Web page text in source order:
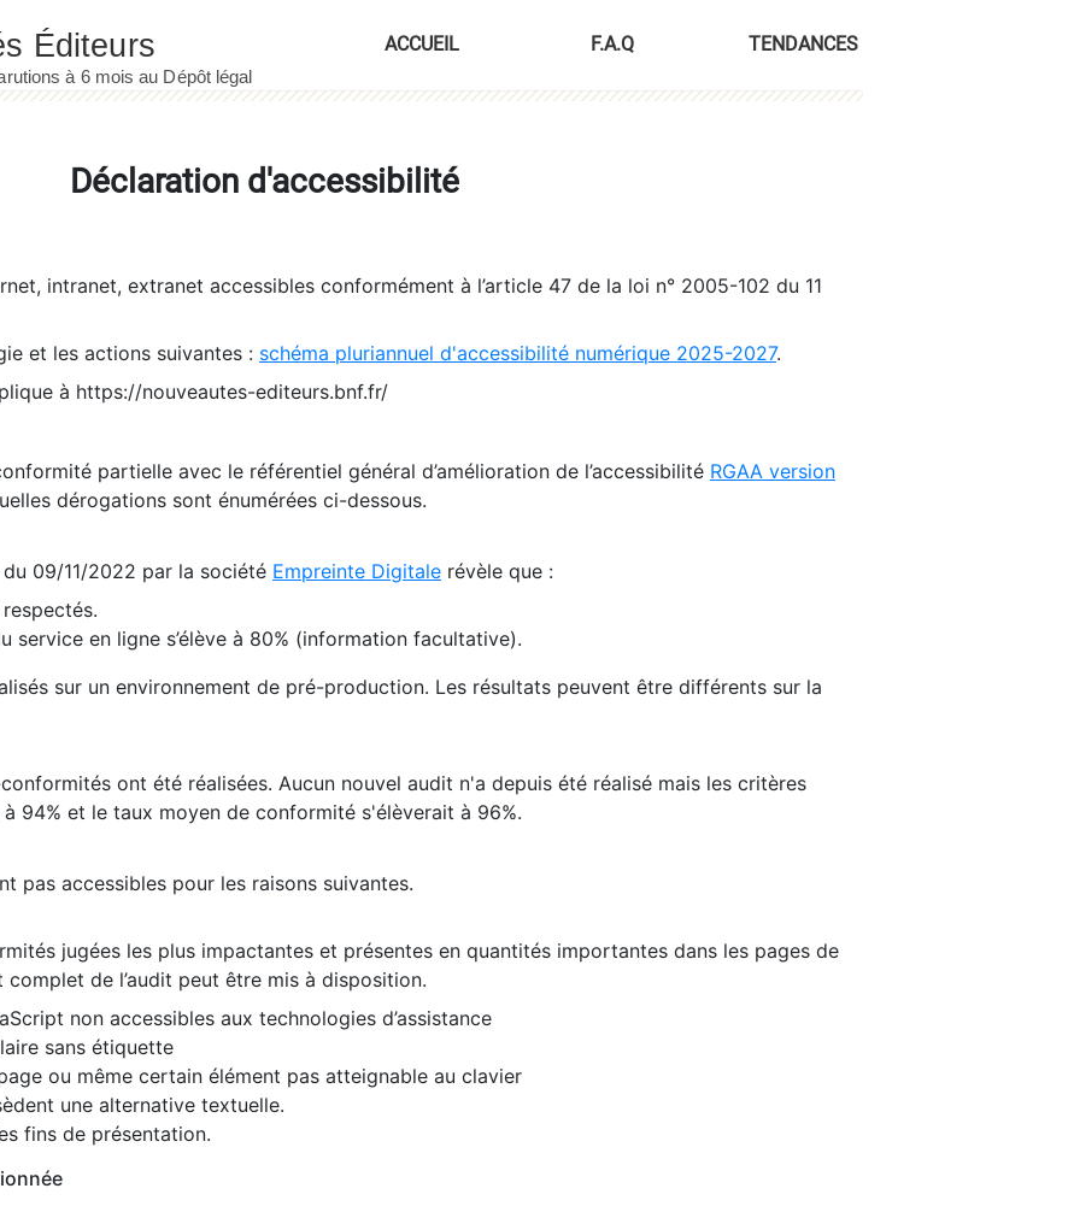
ACCUEIL F.A.Q TENDANCES
Déclaration d'accessibilité
intranet, extranet accessibles conformément à l’article 47 de la loi n° 2005-102 du 11
et les actions suivantes : schéma pluriannuel d'accessibilité numérique 2025-2027.
à https://nouveautes-editeurs.bnf.fr/
partielle avec le référentiel général d’amélioration de l’accessibilité RGAA version
dérogations sont énumérées ci-dessous.
09/11/2022 par la société Empreinte Digitale révèle que :
service en ligne s’élève à 80% (information facultative).
sur un environnement de pré-production. Les résultats peuvent être différents sur la
ont été réalisées. Aucun nouvel audit n'a depuis été réalisé mais les critères
94% et le taux moyen de conformité s'élèverait à 96%.
pas accessibles pour les raisons suivantes.
jugées les plus impactantes et présentes en quantités importantes dans les pages de
complet de l’audit peut être mis à disposition.
non accessibles aux technologies d’assistance
sans étiquette
ou même certain élément pas atteignable au clavier
une alternative textuelle.
fins de présentation.